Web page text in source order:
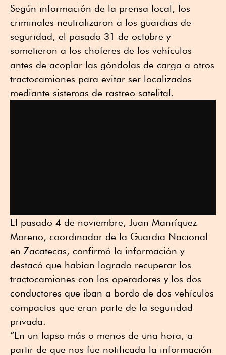
Según información de la prensa local, los
criminales neutralizaron a los guardias de
seguridad, el pasado 31 de octubre y
sometieron a los choferes de los vehículos
antes de acoplar las góndolas de carga a otros
tractocamiones para evitar ser localizados
mediante sistemas de rastreo satelital.
El pasado 4 de noviembre, Juan Manríquez
Moreno, coordinador de la Guardia Nacional
en Zacatecas, confirmó la información y
destacó que habían logrado recuperar los
tractocamiones con los operadores y los dos
conductores que iban a bordo de dos vehículos
compactos que eran parte de la seguridad
privada.
“En un lapso más o menos de una hora, a
partir de que nos fue notificada la información